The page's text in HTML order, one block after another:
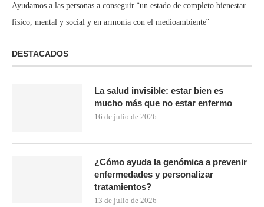
Ayudamos a las personas a conseguir ¨un estado de completo bienestar
físico, mental y social y en armonía con el medioambiente¨
DESTACADOS
La salud invisible: estar bien es
mucho más que no estar enfermo
16 de julio de 2026
¿Cómo ayuda la genómica a prevenir
enfermedades y personalizar
tratamientos?
13 de julio de 2026